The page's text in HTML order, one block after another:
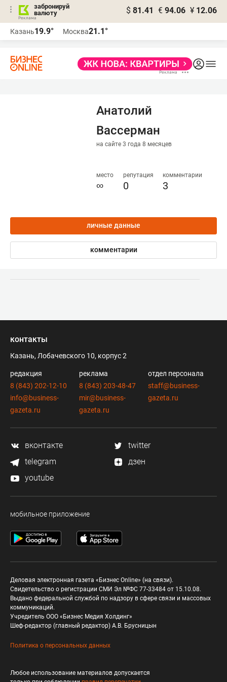
забронируй
валюту
$ 81.41 € 94.06 ¥ 12.06
Казань19.9° Москва21.1°
Анатолий
Вассерман
на сайте 3 года 8 месяцев
место
∞
репутация
0
комментарии
3
личные данные
комментарии
контакты
Казань, Лобачевского 10, корпус 2
редакция
8 (843) 202-12-10
info@business-
gazeta.ru
реклама
8 (843) 203-48-47
mir@business-
gazeta.ru
отдел персонала
staff@business-
gazeta.ru
вконтакте
twitter
telegram
дзен
youtube
мобильное приложение
Деловая электронная газета «Бизнес Online» (на связи).
Свидетельство о регистрации СМИ Эл №ФС 77-33484 от 15.10.08.
Выдано федеральной службой по надзору в сфере связи и массовых
коммуникаций.
Учредитель ООО «Бизнес Медия Холдинг»
Шеф-редактор (главный редактор) А.В. Брусницын
Политика о персональных данных
Любое использование материалов допускается